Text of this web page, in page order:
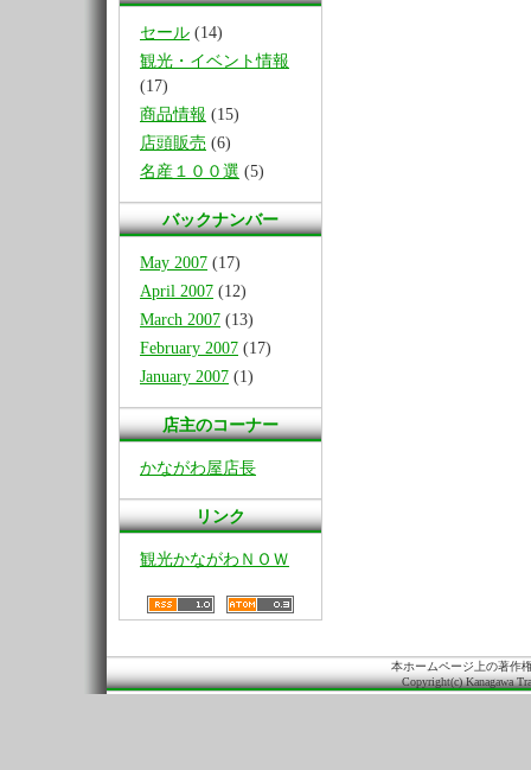
セール (14)
観光・イベント情報
(17)
商品情報 (15)
店頭販売 (6)
名産１００選 (5)
バックナンバー
May 2007 (17)
April 2007 (12)
March 2007 (13)
February 2007 (17)
January 2007 (1)
店主のコーナー
かながわ屋店長
リンク
観光かながわＮＯＷ
本ホームページ上の著作
Copyright(c) Kanagawa